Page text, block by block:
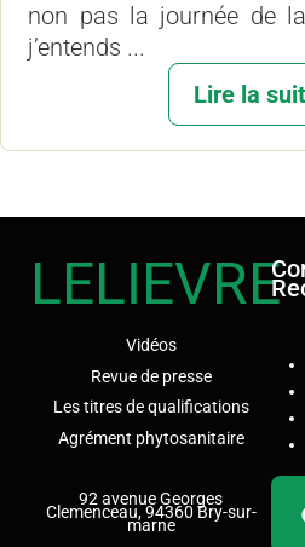
non pas la journée de
j’entends ...
Lire la
LELIEVRE
Vidéos
Revue de presse
Les titres de qualifications
Agrément phytosanitaire
92 avenue Georges
Clemenceau, 94360 Bry-sur-
marne